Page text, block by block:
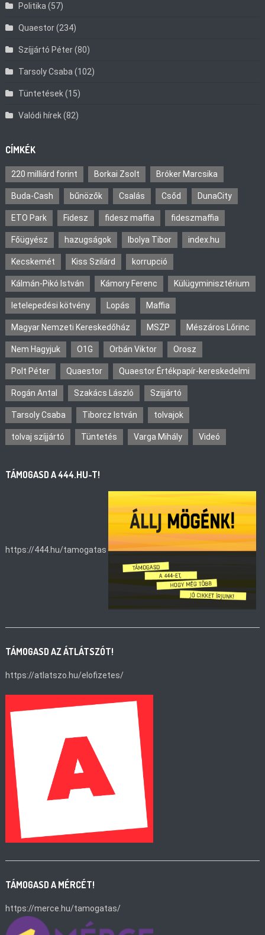
Politika (57)
Quaestor(234)
Szíjjártó Péter(80)
Tarsoly Csaba (102)
Tüntetések(15)
Valódi hírek(82)
CÍMKÉK
220 milliárd forint Borkai Zsolt Bróker Marcsika
Buda-Cash bűnözők Csalás Csőd DunaCity
ETO Park Fidesz fidesz maffia fideszmaffia
Főügyész hazugságok Ibolya Tibor index.hu
Kecskemét Kiss Szilárd korrupció
Kálmán-Pikó István Kámory Ferenc Külügyminisztérium
letelepedési kötvény Lopás Maffia
Magyar Nemzeti Kereskedőház MSZP Mészáros Lőrinc
Nem Hagyjuk O1G Orbán Viktor Orosz
Polt Péter Quaestor Quaestor Értékpapír-kereskedelmi
Rogán Antal Szakács László Szijjártó
Tarsoly Csaba Tiborcz István tolvajok
tolvaj szíjjártó Tüntetés Varga Mihály Videó
TÁMOGASD A 444.HU-T!
https://444.hu/tamogatas
TÁMOGASD AZ ÁTLÁTSZÓT!
https://atlatszo.hu/elofizetes/
TÁMOGASD A MÉRCÉT!
https://merce.hu/tamogatas/